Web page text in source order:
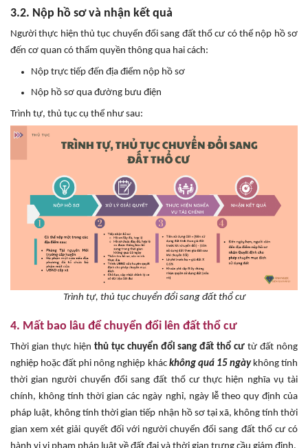
3.2. Nộp hồ sơ và nhận kết quả
Người thực hiện thủ tục chuyển đổi sang đất thổ cư có thể nộp hồ sơ
đến cơ quan có thẩm quyền thông qua hai cách:
Nộp trực tiếp đến địa điểm nộp hồ sơ
Nộp hồ sơ qua đường bưu điện
Trình tự, thủ tục cụ thể như sau:
Trình tự, thủ tục chuyển đổi sang đất thổ cư
4. Mất bao lâu để chuyển đổi lên đất thổ cư
Thời gian thực hiện thủ tục chuyển đổi sang đất thổ cư từ đất nông
nghiệp hoặc đất phi nông nghiệp khác không quá 15 ngàykhông tính
thời gian người chuyển đổi sang đất thổ cư thực hiện nghĩa vụ tài
chính, không tính thời gian các ngày nghỉ, ngày lễ theo quy định của
pháp luật, không tính thời gian tiếp nhận hồ sơ tại xã, không tính thời
gian xem xét giải quyết đối với người chuyển đổi sang đất thổ cư có